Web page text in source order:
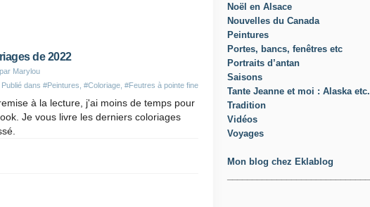
de 2022
Marylou
Publié dans #Peintures #Coloriage #Feutres à pointe fine
à la lecture, j'ai moins de temps pour
Je vous livre les derniers coloriages
Noël en Alsace
Nouvelles du Canada
Peintures
Portes, bancs, fenêtres etc
Portraits d’antan
Saisons
Tante Jeanne et moi : Alaska etc.
Tradition
Vidéos
Voyages
Mon blog chez Eklablog